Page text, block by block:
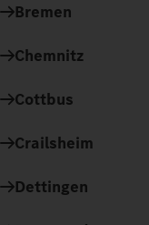
Bremen
Chemnitz
Cottbus
Crailsheim
Dettingen